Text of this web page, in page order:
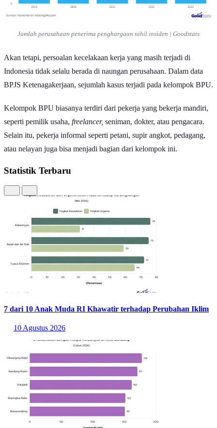
Jumlah perusahaan penerima penghargaan nihil insiden | Goodstats
Akan tetapi, persoalan kecelakaan kerja yang masih terjadi di
Indonesia tidak selalu berada di naungan perusahaan. Dalam data
BPJS Ketenagakerjaan, sejumlah kasus terjadi pada kelompok BPU.
Kelompok BPU biasanya terdiri dari pekerja yang bekerja mandiri,
seperti pemilik usaha, freelancer, seniman, dokter, atau pengacara.
Selain itu, pekerja informal seperti petani, supir angkot, pedagang,
atau nelayan juga bisa menjadi bagian dari kelompok ini.
Statistik Terbaru
7 dari 10 Anak Muda RI Khawatir terhadap Perubahan Iklim
10 Agustus 2026